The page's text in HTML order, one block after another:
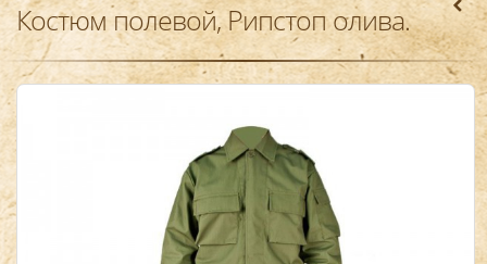
Ваша корзина
Костюм полевой, Рипстоп олива.